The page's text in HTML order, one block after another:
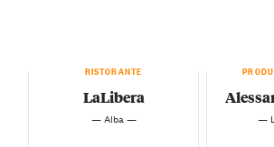
RISTORANTE
LaLibera
— Alba — —